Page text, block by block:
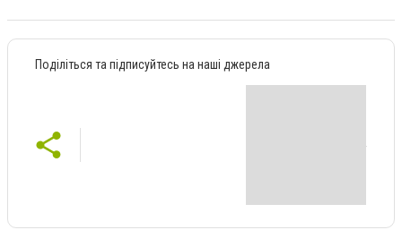
Поділіться та підписуйтесь на наші джерела